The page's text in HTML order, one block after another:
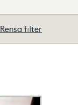
Rensa filter